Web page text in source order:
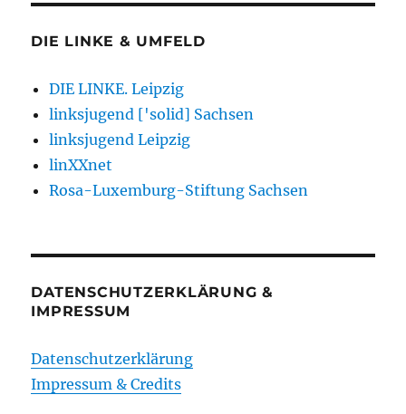
DIE LINKE & UMFELD
DIE LINKE. Leipzig
linksjugend ['solid] Sachsen
linksjugend Leipzig
linXXnet
Rosa-Luxemburg-Stiftung Sachsen
DATENSCHUTZERKLÄRUNG &
IMPRESSUM
Datenschutzerklärung
Impressum & Credits